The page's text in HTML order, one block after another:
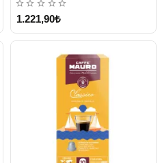
1.221,90₺